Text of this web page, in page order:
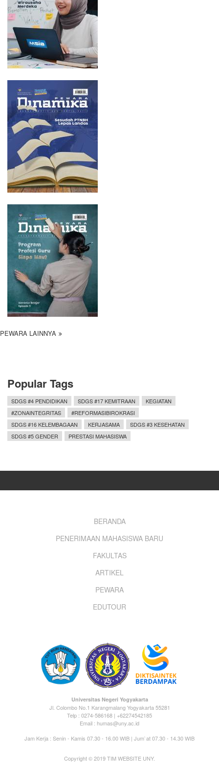
PEWARA LAINNYA
Popular Tags
SDGS #4 PENDIDIKAN SDGS #17 KEMITRAAN
KEGIATAN
#ZONAINTEGRITAS
#REFORMASIBIROKRASI
SDGS #16 KELEMBAGAAN
KERJASAMA
SDGS #3 KESEHATAN
SDGS #5 GENDER
PRESTASI MAHASISWA
BERANDA
PENERIMAAN MAHASISWA BARU
FAKULTAS
ARTIKEL
PEWARA
EDUTOUR
Universitas Negeri Yogyakarta
Jl. Colombo No.1 Karangmalang Yogyakarta 55281
Telp : 0274-586168 | +62274542185
Email : humas@uny.ac.id
Jam Kerja : Senin - Kamis 07.30 - 16.00 WIB | Jum`at 07.30 - 14.30 WIB
Copyright © 2019 TIM WEBSITE UNY.